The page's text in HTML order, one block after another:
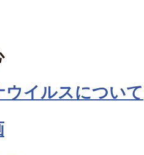
ウイルスについて